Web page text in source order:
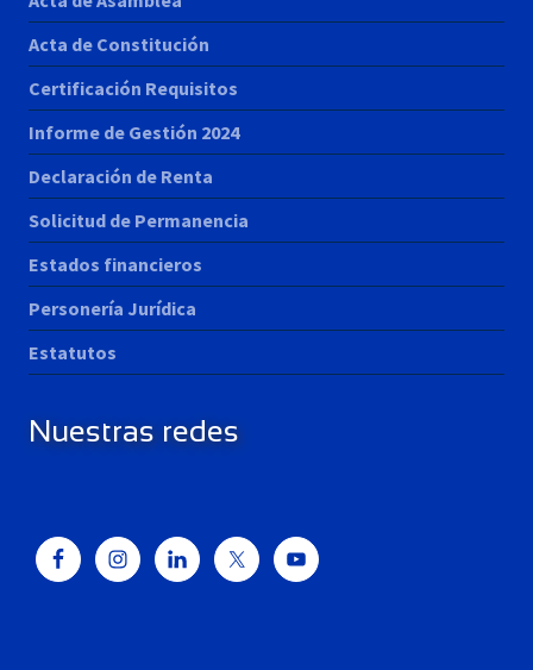
Acta de Constitución
Certificación Requisitos
Informe de Gestión 2024
Declaración de Renta
Solicitud de Permanencia
Estados financieros
Personería Jurídica
Estatutos
Nuestras redes